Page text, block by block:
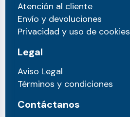
Atención al cliente
Envío y devoluciones
Privacidad y uso de cookies
Legal
Aviso Legal
Términos y condiciones
Contáctanos